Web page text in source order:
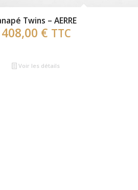
Twins – AERRE
€ TTC
Voir les détails